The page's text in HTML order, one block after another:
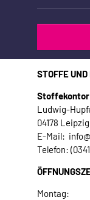
STOFFE
Stoffekontor
Ludwig-
04178 Leipzig
E-Mail:
Telefon:
Montag: